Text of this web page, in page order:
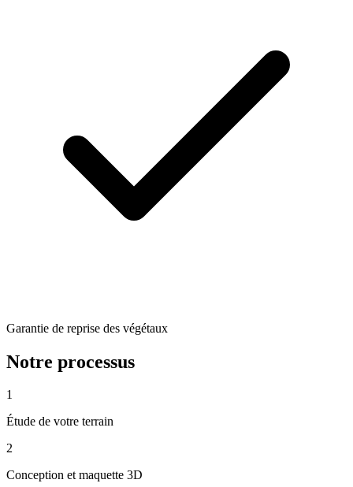
Garantie de reprise des végétaux
Notre processus
1
Étude de votre terrain
2
Conception et maquette 3D